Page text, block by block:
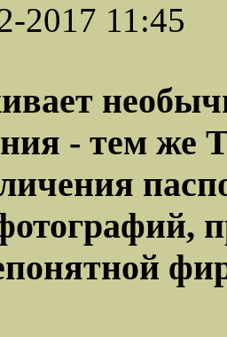
2017 11:45
- тем же